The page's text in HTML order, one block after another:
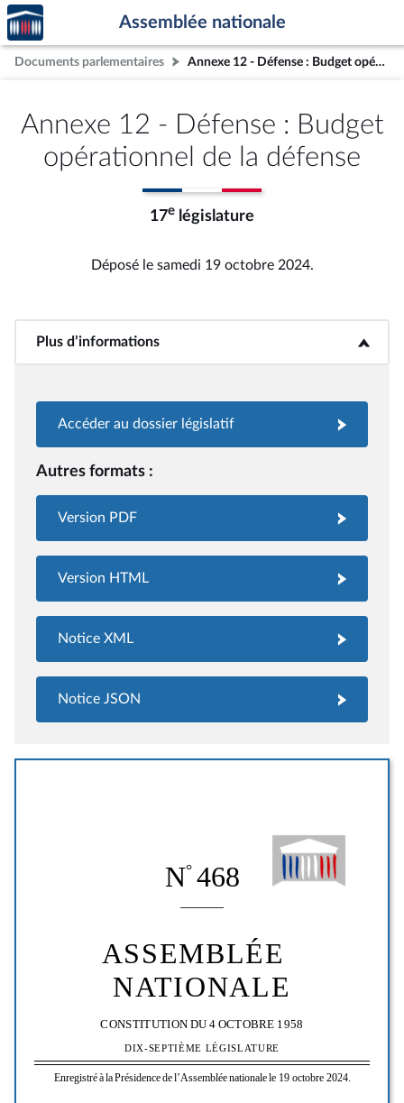
Aller au contenu
Aller en bas de la page
Accèder
à la
page
d'accueil
Assemblée nationale
Documents parlementaires Annexe 12 - Défense : Budget opérationnel de la défense
Annexe 12 - Défense : Budget
opérationnel de la défense
17e législature
Déposé le samedi 19 octobre 2024.
Plus d’informations<b>Plus d’informations</b>
Accéder au dossier législatif
Autres formats :
Version PDF
Version HTML
Notice XML
Notice JSON